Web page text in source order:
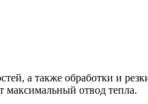
а также обработки и
максимальный отвод тепла.